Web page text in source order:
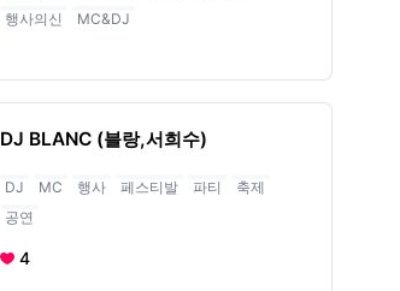
행사의신
MC&DJ
DJ BLANC (블랑,서희수)
DJ MC 행사 페스티발 파티
축제
공연
4